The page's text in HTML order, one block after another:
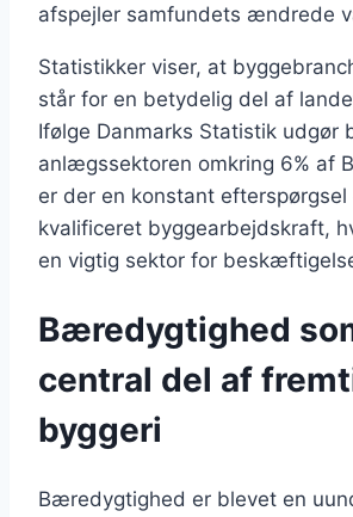
afspejler samfundets ændrede
Statistikker viser, at
står for en betydelig del af
Ifølge Danmarks Statistik udgør
anlægssektoren omkring 6% af
er der en konstant
kvalificeret byggearbejdskraft,
en vigtig sektor for
Bæredygtighed
central del af
byggeri
Bæredygtighed er blevet en